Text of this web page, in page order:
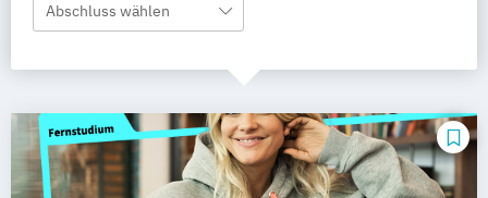
Abschluss wählen